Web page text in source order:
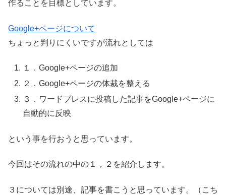
作ることを目標としています。
Google+ページについて
ちょっと判りにくいですが流れとしては
１．Google+ページの追加
２．Google+ページの体裁を整える
３．ワードプレスに投稿した記事をGoogle+ページに
自動的に反映
という事を行おうと思っています。
今回はその流れの中の１，２を紹介します。
３については別途、記事を書こうと思っています。（こち